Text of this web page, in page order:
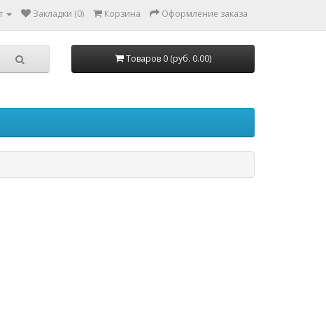
Закладки (0) Корзина Оформление заказа
Товаров 0 (руб. 0.00)